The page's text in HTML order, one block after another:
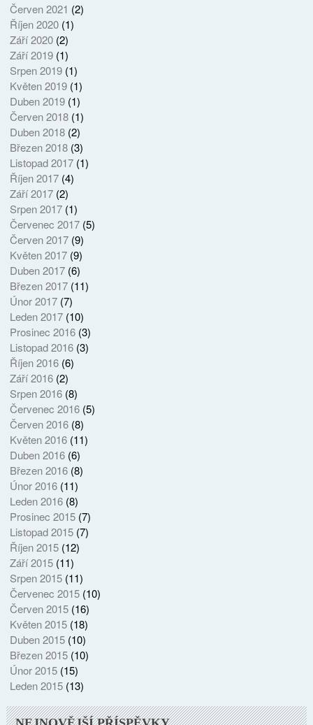
Červen 2021 (2)
Říjen 2020(1)
Září 2020(2)
Září 2019(1)
Srpen 2019(1)
Květen 2019(1)
Duben 2019(1)
Červen 2018(1)
Duben 2018(2)
Březen 2018(3)
Listopad 2017(1)
Říjen 2017(4)
Září 2017(2)
Srpen 2017(1)
Červenec 2017(5)
Červen 2017(9)
Květen 2017(9)
Duben 2017(6)
Březen 2017(11)
Únor 2017(7)
Leden 2017(10)
Prosinec 2016(3)
Listopad 2016(3)
Říjen 2016(6)
Září 2016(2)
Srpen 2016(8)
Červenec 2016(5)
Červen 2016(8)
Květen 2016(11)
Duben 2016(6)
Březen 2016(8)
Únor 2016(11)
Leden 2016(8)
Prosinec 2015(7)
Listopad 2015(7)
Říjen 2015(12)
Září 2015(11)
Srpen 2015(11)
Červenec 2015(10)
Červen 2015(16)
Květen 2015(18)
Duben 2015(10)
Březen 2015(10)
Únor 2015(15)
Leden 2015(13)